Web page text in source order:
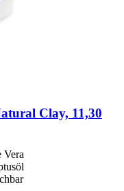
Clay, 11,30